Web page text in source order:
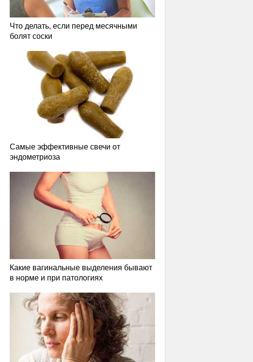
Что делать, если перед месячными
болят соски
Самые эффективные свечи от
эндометриоза
Какие вагинальные выделения бывают
в норме и при патологиях